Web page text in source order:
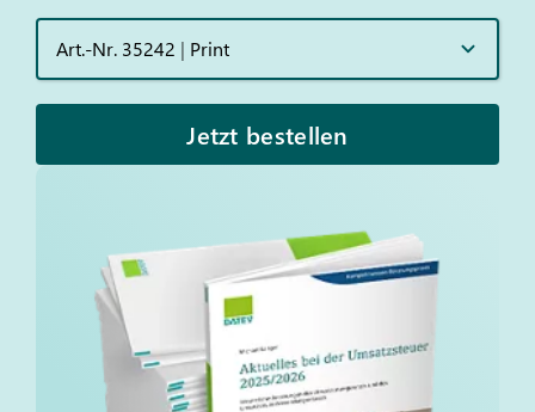
Art.-Nr. 35242 | Print
Jetzt bestellen